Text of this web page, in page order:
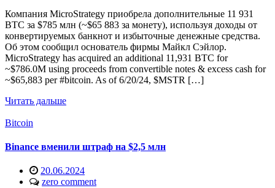
Компания MicroStrategy приобрела дополнительные 11 931
BTC за $785 млн (~$65 883 за монету), используя доходы от
конвертируемых банкнот и избыточные денежные средства.
Об этом сообщил основатель фирмы Майкл Сэйлор.
MicroStrategy has acquired an additional 11,931 BTC for
~$786.0M using proceeds from convertible notes & excess cash for
~$65,883 per #bitcoin. As of 6/20/24, $MSTR […]
Читать дальше
Bitcoin
Binance вменили штраф на $2,5 млн
20.06.2024
zero comment